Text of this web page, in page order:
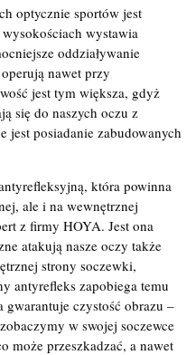
optycznie sportów jest
wystawia
oddziaływanie
nawet przy
jest tym większa, gdyż
się do naszych oczu z
jest posiadanie zabudowanych
która powinna
ale i na wewnętrznej
z firmy HOYA. Jest ona
atakują nasze oczy także
strony soczewki,
antyrefleks zapobiega temu
gwarantuje czystość obrazu –
w swojej soczewce
może przeszkadzać, a nawet